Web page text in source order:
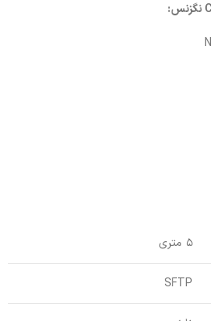
5 متری
SFTP